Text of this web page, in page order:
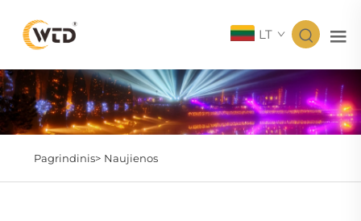
LT
Pagrindinis> Naujienos